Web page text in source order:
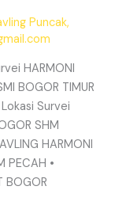
Puncak,
HARMONI
BOGOR TIMUR
Survei
SHM
HARMONI
PECAH •
BOGOR